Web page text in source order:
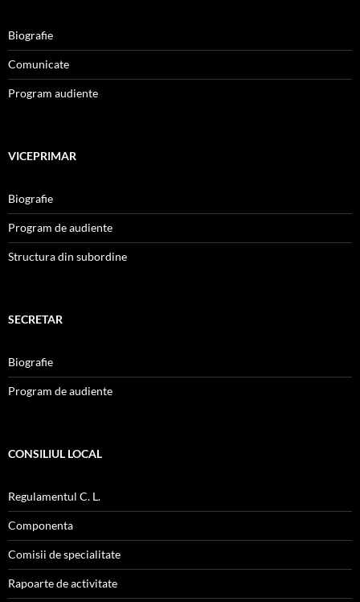
Biografie
Comunicate
Program audiente
VICEPRIMAR
Biografie
Program de audiente
Structura din subordine
SECRETAR
Biografie
Program de audiente
CONSILIUL LOCAL
Regulamentul C. L.
Componenta
Comisii de specialitate
Rapoarte de activitate